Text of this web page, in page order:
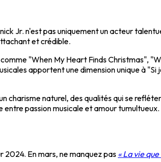
Jr. n'est pas uniquement un acteur
et crédible.
"When My Heart Finds Christmas",
apportent une dimension unique à
naturel, des qualités qui se
passion musicale et amour tumultueux.
En mars, ne manquez pas « La vie